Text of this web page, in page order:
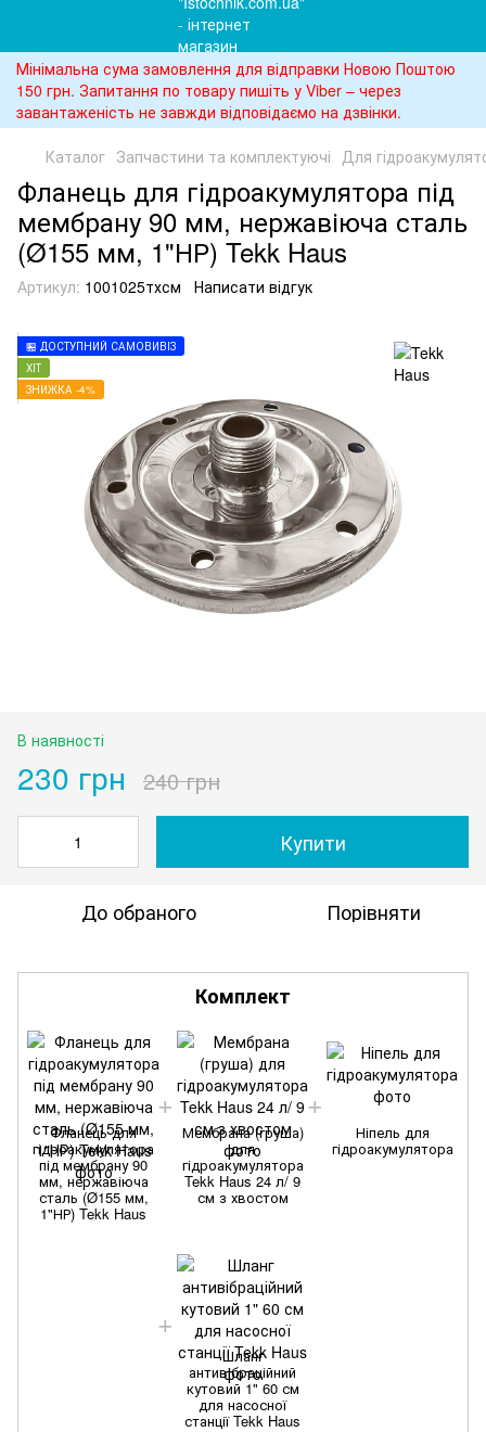
Мінімальна сума замовлення для відправки Новою Поштою
150 грн. Запитання по товару пишіть у Viber – через
завантаженість не завжди відповідаємо на дзвінки.
Каталог Запчастини та комплектуючі Для
Фланець для гідроакумулятора під
мембрану 90 мм, нержавіюча сталь
(Ø155 мм, 1"НР) Tekk Haus
Артикул: 1001025тхсм Написати відгук
🏪 ДОСТУПНИЙ САМОВИВІЗ
ХІТ
ЗНИЖКА -4%
В наявності
230 грн 240 грн
Купити
До обраного Порівняти
Комплект
Фланець для
гідроакумулятора
під мембрану 90
мм, нержавіюча
сталь (Ø155 мм,
1"НР) Tekk Haus
Мембрана (груша)
для
гідроакумулятора
Tekk Haus 24 л/ 9
см з хвостом
Ніпель для
гідроакумулятора
Шланг
антивібраційний
кутовий 1" 60 см
для насосної
станції Tekk Haus